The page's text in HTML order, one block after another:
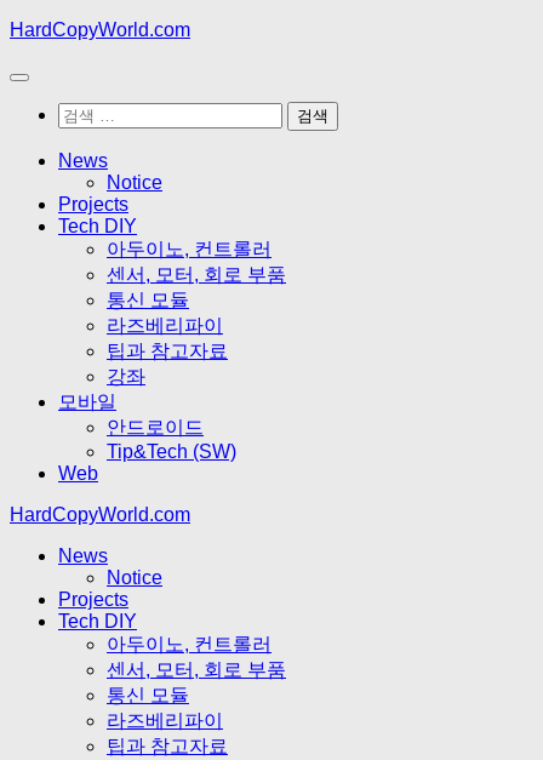
Skip
content
HardCopyWorld.com
검
News
Notice
Projects
Tech DIY
아두이노, 컨트롤러
센서, 모터, 회로 부품
통신 모듈
라즈베리파이
팁과 참고자료
강좌
모바일
안드로이드
Tip&Tech (SW)
Web
HardCopyWorld.com
News
Notice
Projects
Tech DIY
아두이노, 컨트롤러
센서, 모터, 회로 부품
통신 모듈
라즈베리파이
팁과 참고자료